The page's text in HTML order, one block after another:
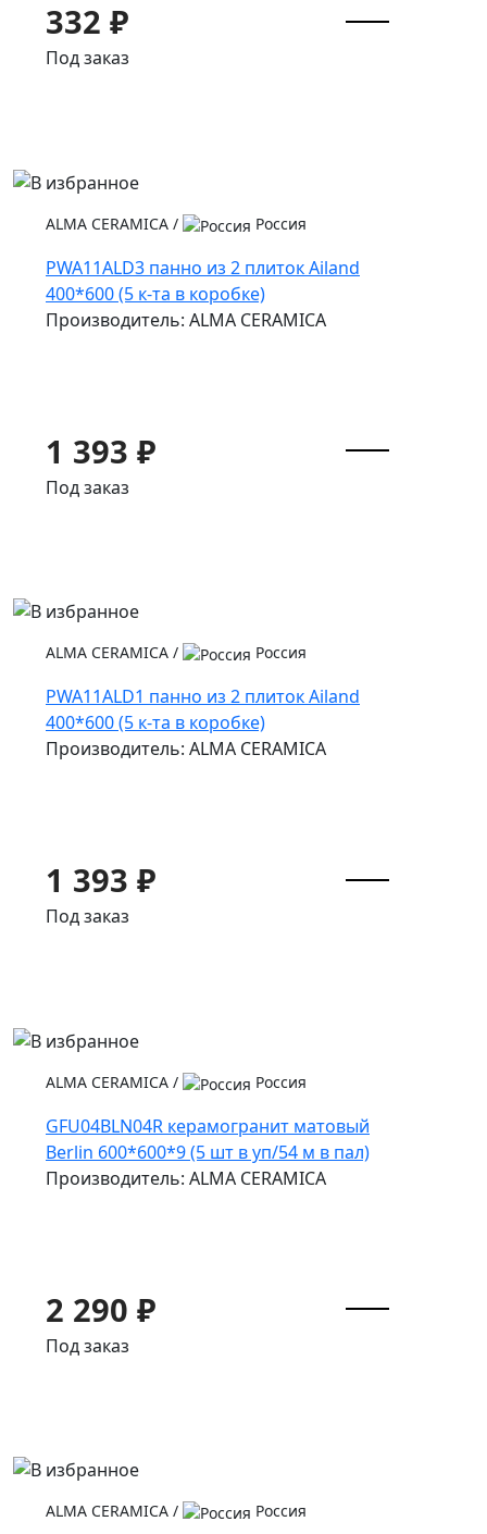
332 ₽
Под заказ
ALMA CERAMICA / Россия
PWA11ALD3 панно из 2 плиток Ailand
400*600 (5 к-та в коробке)
Производитель: ALMA CERAMICA
1 393 ₽
Под заказ
ALMA CERAMICA / Россия
PWA11ALD1 панно из 2 плиток Ailand
400*600 (5 к-та в коробке)
Производитель: ALMA CERAMICA
1 393 ₽
Под заказ
ALMA CERAMICA / Россия
GFU04BLN04R керамогранит матовый
Berlin 600*600*9 (5 шт в уп/54 м в пал)
Производитель: ALMA CERAMICA
2 290 ₽
Под заказ
ALMA CERAMICA / Россия